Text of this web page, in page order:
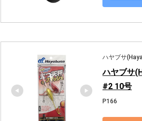
ハヤブサ
ハヤブサ
#2 10号
P166